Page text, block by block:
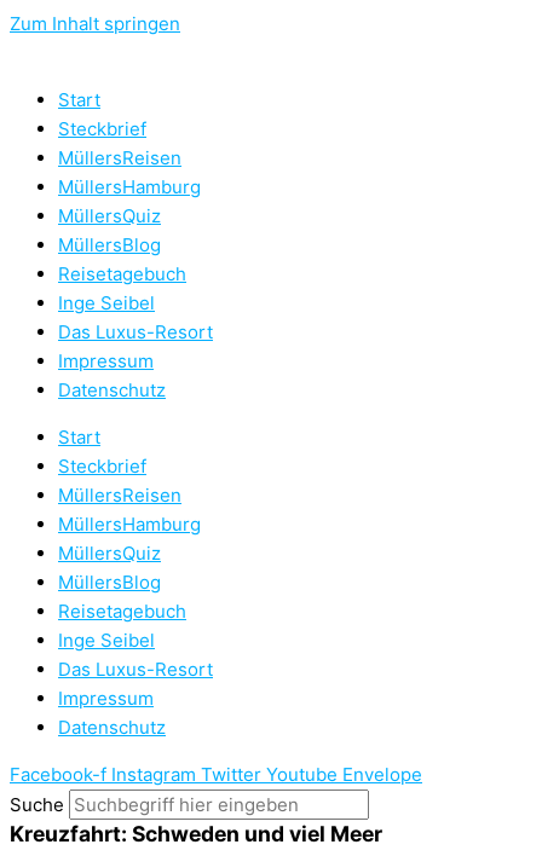
Zum Inhalt springen
Start
Steckbrief
MüllersReisen
MüllersHamburg
MüllersQuiz
MüllersBlog
Reisetagebuch
Inge Seibel
Das Luxus-Resort
Impressum
Datenschutz
Start
Steckbrief
MüllersReisen
MüllersHamburg
MüllersQuiz
MüllersBlog
Reisetagebuch
Inge Seibel
Das Luxus-Resort
Impressum
Datenschutz
Facebook-f Instagram Twitter Youtube Envelope
Suche
Kreuzfahrt: Schweden und viel Meer